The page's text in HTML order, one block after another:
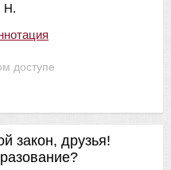
доступе
Н.
закон, друзья!